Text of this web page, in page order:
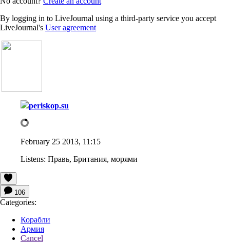
By logging in to LiveJournal using a third-party service you accept
LiveJournal's User agreement
periskop.su
February 25 2013, 11:15
Listens: Правь, Британия, морями
106
Categories:
Корабли
Армия
Cancel